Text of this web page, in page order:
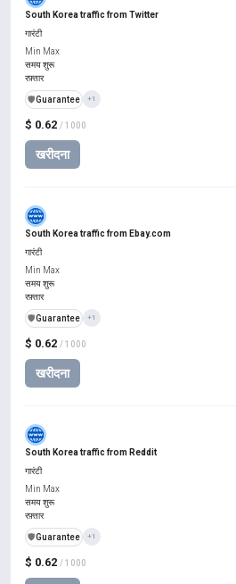
South Korea traffic from Twitter
$ 0.62 / 1000
खरीदना
गारंटी
Min Max
समय शुरू
रफ़्तार
️🛡️Guarantee +1
South Korea traffic from Ebay.com
$ 0.62 / 1000
खरीदना
गारंटी
Min Max
समय शुरू
रफ़्तार
️🛡️Guarantee +1
South Korea traffic from Reddit
$ 0.62 / 1000
गारंटी
Min Max
समय शुरू
रफ़्तार
️🛡️Guarantee +1